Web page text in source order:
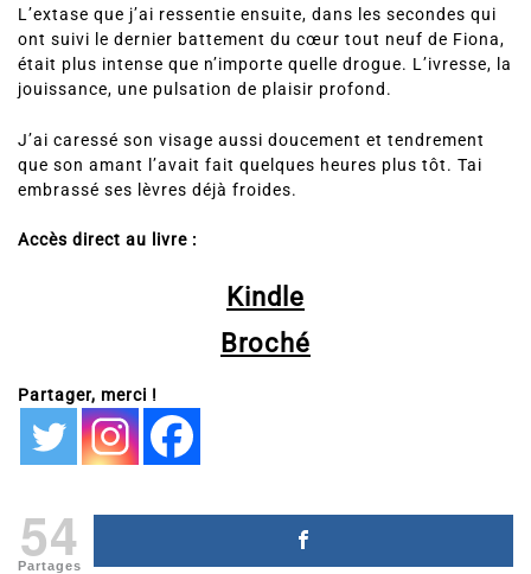
L’extase que j’ai ressentie ensuite, dans les secondes qui
ont suivi le dernier battement du cœur tout neuf de Fiona,
était plus intense que n’importe quelle drogue. L’ivresse, la
jouissance, une pulsation de plaisir profond.
J’ai caressé son visage aussi doucement et tendrement
que son amant l’avait fait quelques heures plus tôt. Tai
embrassé ses lèvres déjà froides.
Accès direct au livre :
Kindle
Broché
Partager, merci !
54
Partages